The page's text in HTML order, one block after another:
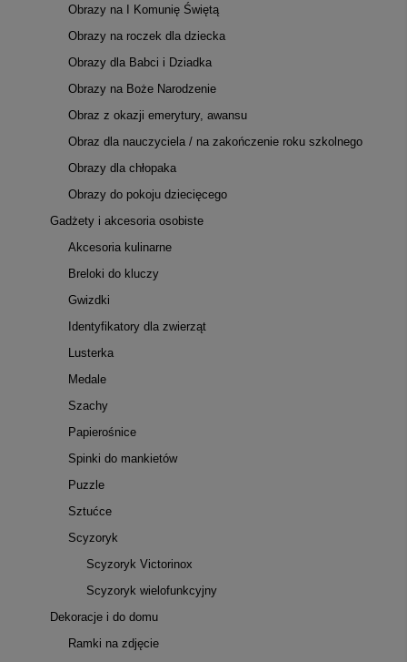
Obrazy na I Komunię Świętą
Obrazy na roczek dla dziecka
Obrazy dla Babci i Dziadka
Obrazy na Boże Narodzenie
Obraz z okazji emerytury, awansu
Obraz dla nauczyciela / na zakończenie roku szkolnego
Obrazy dla chłopaka
Obrazy do pokoju dziecięcego
Gadżety i akcesoria osobiste
Akcesoria kulinarne
Breloki do kluczy
Gwizdki
Identyfikatory dla zwierząt
Lusterka
Medale
Szachy
Papierośnice
Spinki do mankietów
Puzzle
Sztućce
Scyzoryk
Scyzoryk Victorinox
Scyzoryk wielofunkcyjny
Dekoracje i do domu
Ramki na zdjęcie